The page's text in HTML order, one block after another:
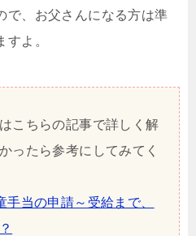
で、お父さんになる方は準
よ。
こちらの記事で詳しく解
ったら参考にしてみてく
当の申請～受給まで、